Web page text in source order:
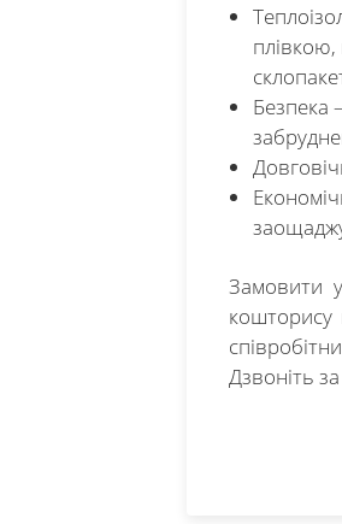
плівкою,
Безпека
Замовити
кошторису
Дзвоніть